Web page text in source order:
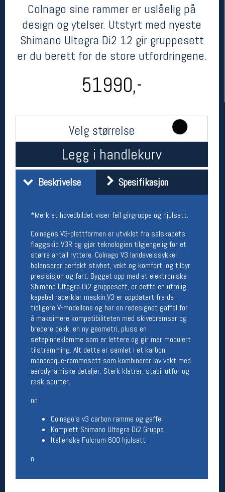
Colnago sine rammer er uslåelig på
design og ytelser. Utstyrt med nyeste
Shimano Ultegra Di2 12 gir gruppesett
er du berett for de store utfordringene.
51990,-
Velg størrelse
Legg i handlekurv
Beskrivelse Spesifikasjon
*Merk at hovedbildet viser feil girgruppe og hjulsett.
Colnagos V3-plattformen er utviklet fra selskapets
flaggskip V3R og gjør teknologien tilgjengelig for et
større antall ryttere. Colnago V3 landeveissykkel
balanserer perfekt stivhet, vekt og komfort, og tilbyr
presisisjon og fart. Bygget opp med et elektroniske
Shimano Ultegra Di2 gruppesett, er dette en utrolig
kapabel racerklar maskin.V3 er oppdatert fra de
tidligere V-modellene og har en redesignet gaffel for
å maksimere kompatibiliteten med skivebremser og
bredere dekk, en ny geometri, pluss en
setepinneklemme som er lettere og gir mer modulert
tilstramming. Alt dette er samlet i et karbon
monocoque-rammesett som kombinerer lav vekt med
aerodynamiske detaljer. Sterk klatrer, stabil utfor og
rask spurter.
nn
Colnago's v3 carbon ramme og gaffel
Komplett Shimano Ultegra Di2 Gruppa
Italienske Fulcrum 600 hjulsett
n
Her finner du oss
Torggata 20
(telefontid man-fredag klokken 10-13)
Om oss
Kontakt oss
Åpningstider butikk
Man-Fredag:
11-18
Lørdag:
11-16
Team Oslo Sportslager
Magasinet
Medlemstilbud og aktiviteter
MELD DEG INN GRATIS
Åpningstider verkstedet
Man-Fredag:
11-18
Lørdag:
11-16
linjen